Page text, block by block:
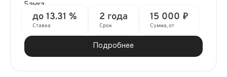
до 13.31 %
Ставка
2 года
Срок
15 000 ₽
Сумма, от
Подробнее